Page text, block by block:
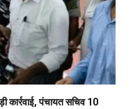
कार्रवाई, पंचायत सचिव 10